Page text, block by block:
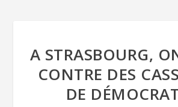
A STRASBOURG,
CONTRE DES
DE